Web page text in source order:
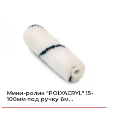
Мини-ролик "POLYACRYL" 15-
100мм под ручку 6м...